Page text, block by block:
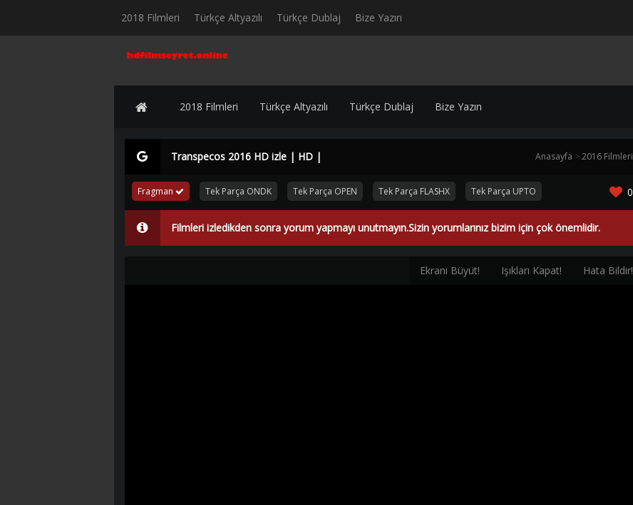
2018 Filmleri Türkçe Altyazılı Türkçe Dublaj Bize Yazın
2018 Filmleri Türkçe Altyazılı Türkçe Dublaj Bize Yazın
Transpecos 2016 HD izle | HD | Anasayfa > 2016 Filmleri
Fragman Tek Parça ONDK Tek Parça OPEN Tek Parça FLASHX Tek Parça UPTO 0
Filmleri izledikden sonra yorum yapmayı unutmayın.Sizin yorumlarınız bizim için çok önemlidir.
Hata Bildir!
Işıkları Kapat!
Ekranı Büyüt!